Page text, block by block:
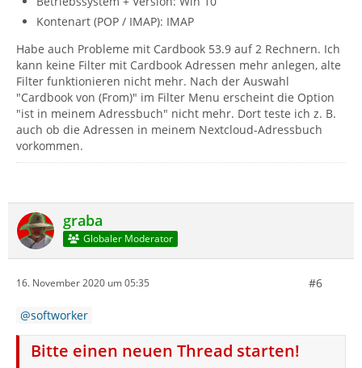
Kontenart (POP / IMAP): IMAP
Habe auch Probleme mit Cardbook 53.9 auf 2 Rechnern. Ich
kann keine Filter mit Cardbook Adressen mehr anlegen, alte
Filter funktionieren nicht mehr. Nach der Auswahl
"Cardbook von (From)" im Filter Menu erscheint die Option
"ist in meinem Adressbuch" nicht mehr. Dort teste ich z. B.
auch ob die Adressen in meinem Nextcloud-Adressbuch
vorkommen.
graba
Globaler Moderator
16. November 2020 um 05:35 #6
softworker
Bitte einen neuen Thread starten!